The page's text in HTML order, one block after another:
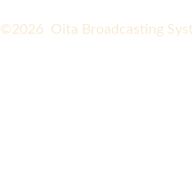
©2026 Oita Broadcasting